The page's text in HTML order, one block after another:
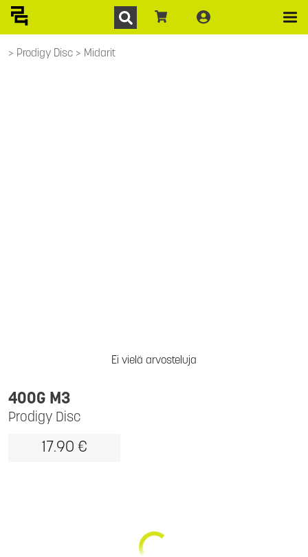
Prodigy Disc Midarit
Ei vielä arvosteluja
Prodigy Disc
400G M3
17.90 €